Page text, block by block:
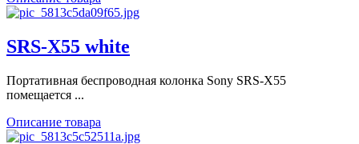
SRS-X55 white
Портативная беспроводная колонка Sony SRS-X55
помещается ...
Описание товара